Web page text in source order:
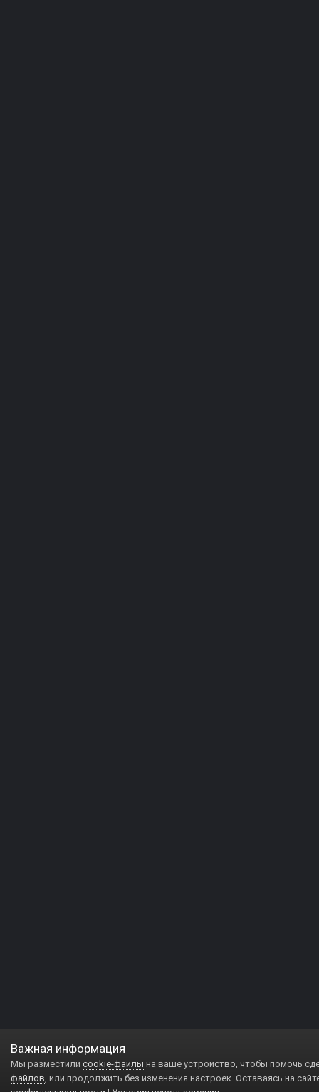
Важная информация
Мы разместили cookie-файлы на ваше устройство, чтобы помочь
файлов, или продолжить без изменения настроек. Оставаясь на